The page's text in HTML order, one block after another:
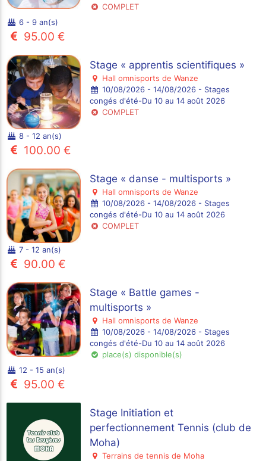
COMPLET
6 - 9 an(s)
95.00 €
Stage « apprentis scientifiques »
Hall omnisports de Wanze
10/08/2026 - 14/08/2026 - Stages
congés d'été-Du 10 au 14 août 2026
COMPLET
8 - 12 an(s)
100.00 €
Stage « danse - multisports »
Hall omnisports de Wanze
10/08/2026 - 14/08/2026 - Stages
congés d'été-Du 10 au 14 août 2026
COMPLET
7 - 12 an(s)
90.00 €
Stage « Battle games -
multisports »
Hall omnisports de Wanze
10/08/2026 - 14/08/2026 - Stages
congés d'été-Du 10 au 14 août 2026
place(s) disponible(s)
12 - 15 an(s)
95.00 €
Stage Initiation et
perfectionnement Tennis (club de
Moha)
Terrains de tennis de Moha